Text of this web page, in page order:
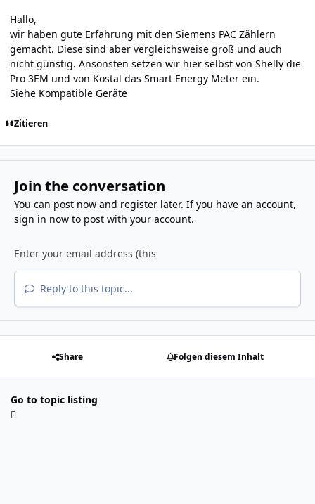
Hallo,
wir haben gute Erfahrung mit den Siemens PAC Zählern
gemacht. Diese sind aber vergleichsweise groß und auch
nicht günstig. Ansonsten setzen wir hier selbst von Shelly die
Pro 3EM und von Kostal das Smart Energy Meter ein.
Siehe Kompatible Geräte
Zitieren
Join the conversation
You can post now and register later. If you have an account,
sign in nowto post with your account.
Reply to this topic...
Share Folgen diesem Inhalt
Go to topic listing